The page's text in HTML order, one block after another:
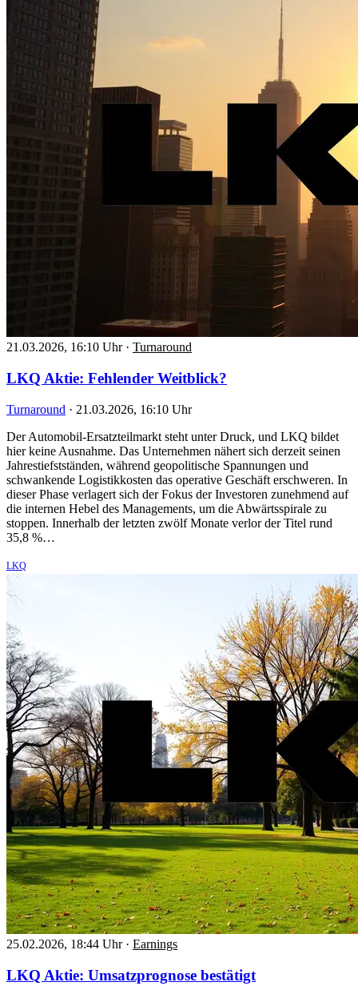
21.03.2026, 16:10 Uhr · Turnaround
LKQ Aktie: Fehlender Weitblick?
Turnaround · 21.03.2026, 16:10 Uhr
Der Automobil-Ersatzteilmarkt steht unter Druck, und LKQ bildet
hier keine Ausnahme. Das Unternehmen nähert sich derzeit seinen
Jahrestiefstständen, während geopolitische Spannungen und
schwankende Logistikkosten das operative Geschäft erschweren. In
dieser Phase verlagert sich der Fokus der Investoren zunehmend auf
die internen Hebel des Managements, um die Abwärtsspirale zu
stoppen. Innerhalb der letzten zwölf Monate verlor der Titel rund
35,8 %…
LKQ
25.02.2026, 18:44 Uhr · Earnings
LKQ Aktie: Umsatzprognose bestätigt